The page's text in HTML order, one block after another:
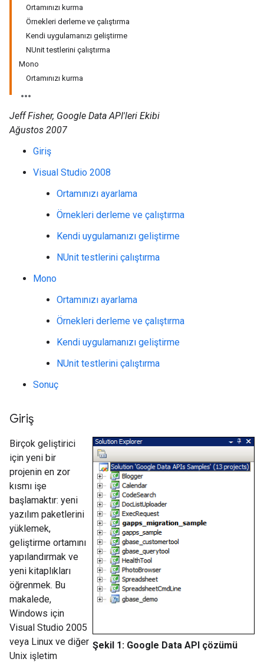
Ortamınızı kurma
Örnekleri derleme ve çalıştırma
Kendi uygulamanızı geliştirme
NUnit testlerini çalıştırma
Mono
Ortamınızı kurma
Jeff Fisher, Google Data API'leri Ekibi
Ağustos 2007
Giriş
Visual Studio 2008
Ortamınızı ayarlama
Örnekleri derleme ve çalıştırma
Kendi uygulamanızı geliştirme
NUnit testlerini çalıştırma
Mono
Ortamınızı ayarlama
Örnekleri derleme ve çalıştırma
Kendi uygulamanızı geliştirme
NUnit testlerini çalıştırma
Sonuç
Giriş
Şekil 1: Google Data API çözümü
Birçok geliştirici
için yeni bir
projenin en zor
kısmı işe
başlamaktır: yeni
yazılım paketlerini
yüklemek,
geliştirme ortamını
yapılandırmak ve
yeni kitaplıkları
öğrenmek. Bu
makalede,
Windows için
Visual Studio 2005
veya Linux ve diğer
Unix işletim